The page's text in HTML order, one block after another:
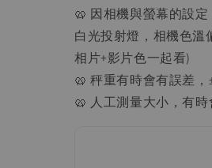
🥨 因相機與螢幕的設
白光投射燈，相機色溫
相片+影片色一起看)
🥨 秤重有時會有誤差
🥨 人工測量大小，有